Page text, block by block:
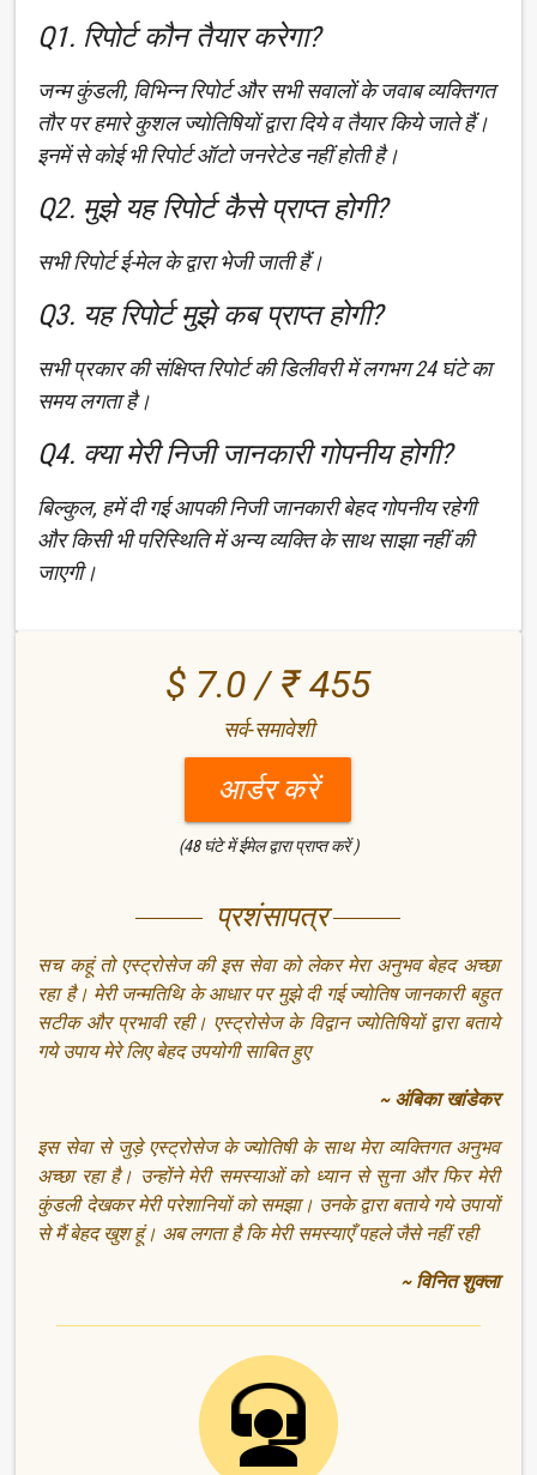
Q1. रिपोर्ट कौन तैयार करेगा?
जन्म कुंडली, विभिन्न रिपोर्ट और सभी सवालों के जवाब व्यक्तिगत
तौर पर हमारे कुशल ज्योतिषियों द्वारा दिये व तैयार किये जाते हैं।
इनमें से कोई भी रिपोर्ट ऑटो जनरेटेड नहीं होती है।
Q2. मुझे यह रिपोर्ट कैसे प्राप्त होगी?
सभी रिपोर्ट ई-मेल के द्वारा भेजी जाती हैं।
Q3. यह रिपोर्ट मुझे कब प्राप्त होगी?
सभी प्रकार की संक्षिप्त रिपोर्ट की डिलीवरी में लगभग 24 घंटे का
समय लगता है।
Q4. क्या मेरी निजी जानकारी गोपनीय होगी?
बिल्कुल, हमें दी गई आपकी निजी जानकारी बेहद गोपनीय रहेगी
और किसी भी परिस्थिति में अन्य व्यक्ति के साथ साझा नहीं की
जाएगी।
$ 7.0 / ₹ 455
सर्व-समावेशी
आर्डर करें
(48 घंटे में ईमेल द्वारा प्राप्त करें )
प्रशंसापत्र
सच कहूं तो एस्ट्रोसेज की इस सेवा को लेकर मेरा अनुभव बेहद अच्छा
रहा है। मेरी जन्मतिथि के आधार पर मुझे दी गई ज्योतिष जानकारी बहुत
सटीक और प्रभावी रही। एस्ट्रोसेज के विद्वान ज्योतिषियों द्वारा बताये
गये उपाय मेरे लिए बेहद उपयोगी साबित हुए
~ अंबिका खांडेकर
इस सेवा से जुड़े एस्ट्रोसेज के ज्योतिषी के साथ मेरा व्यक्तिगत अनुभव
अच्छा रहा है। उन्होंने मेरी समस्याओं को ध्यान से सुना और फिर मेरी
कुंडली देखकर मेरी परेशानियों को समझा। उनके द्वारा बताये गये उपायों
से मैं बेहद खुश हूं। अब लगता है कि मेरी समस्याएँ पहले जैसे नहीं रही
~ विनित शुक्ला